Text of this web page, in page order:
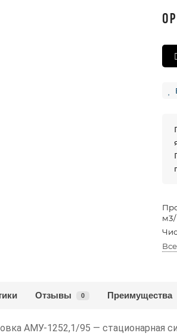
0 Р
Отзывы 0 Преимущества
АМУ-1252,1/95 — стационарная